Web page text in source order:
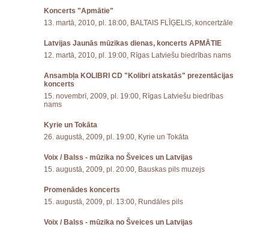
Koncerts "Apmātie"
13. martā, 2010, pl. 18:00, BALTAIS FLĪĢELIS, koncertzāle
Latvijas Jaunās mūzikas dienas, koncerts APMĀTIE
12. martā, 2010, pl. 19:00, Rīgas Latviešu biedrības nams
Ansambļa KOLIBRI CD "Kolibri atskatās" prezentācijas
koncerts
15. novembrī, 2009, pl. 19:00, Rīgas Latviešu biedrības
nams
Kyrie un Tokāta
26. augustā, 2009, pl. 19:00, Kyrie un Tokāta
Voix / Balss - mūzika no Šveices un Latvijas
15. augustā, 2009, pl. 20:00, Bauskas pils muzejs
Promenādes koncerts
15. augustā, 2009, pl. 13:00, Rundāles pils
Voix / Balss - mūzika no Šveices un Latvijas